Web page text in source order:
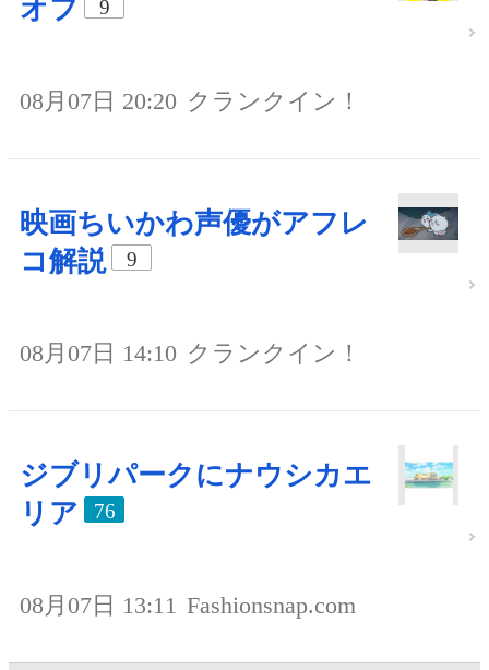
オフ
9
08月07日 20:20 クランクイン！
映画ちいかわ声優がアフレ
コ解説
9
08月07日 14:10 クランクイン！
ジブリパークにナウシカエ
リア
76
08月07日 13:11 Fashionsnap.com